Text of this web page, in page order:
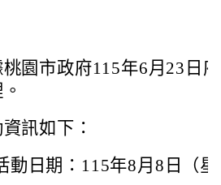
園市政府115年6月23日
訊如下：
動日期：115年8月8日（